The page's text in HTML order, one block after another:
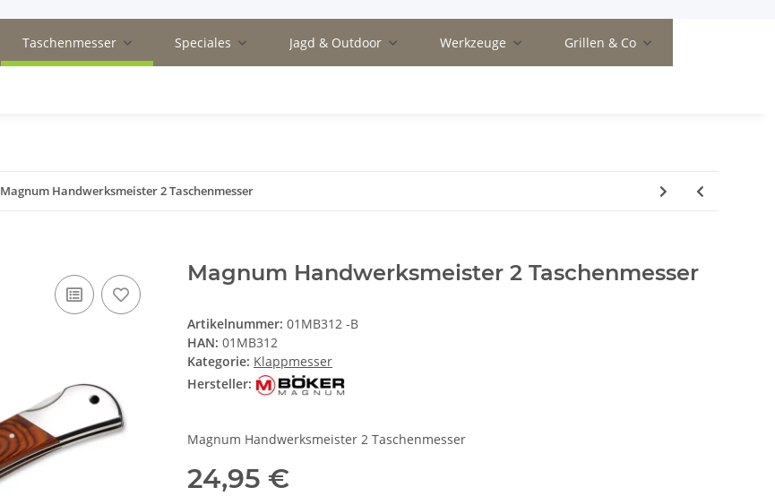
Taschenmesser Speciales Jagd & Outdoor Werkzeuge Grillen & Co
Magnum Handwerksmeister 2 Taschenmesser
Magnum Handwerksmeister 2 Taschenmesser
Artikelnummer: 01MB312 -B
HAN: 01MB312
Kategorie: Klappmesser
Hersteller:
Magnum Handwerksmeister 2 Taschenmesser
24,95 €